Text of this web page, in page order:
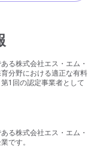
る株式会社エス・エム・
分野における適正な有料
1回の認定事業者として
る株式会社エス・エム・
です。